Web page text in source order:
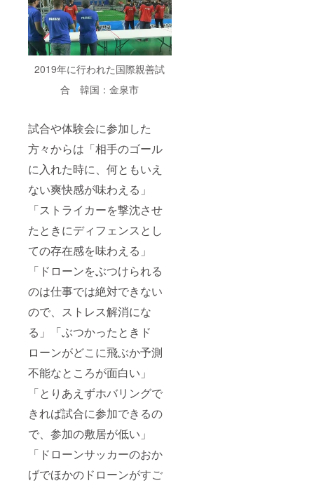
2019年に行われた国際親善試
合 韓国：金泉市
試合や体験会に参加した
方々からは「相手のゴール
に入れた時に、何ともいえ
ない爽快感が味わえる」
「ストライカーを撃沈させ
たときにディフェンスとし
ての存在感を味わえる」
「ドローンをぶつけられる
のは仕事では絶対できない
ので、ストレス解消にな
る」「ぶつかったときド
ローンがどこに飛ぶか予測
不能なところが面白い」
「とりあえずホバリングで
きれば試合に参加できるの
で、参加の敷居が低い」
「ドローンサッカーのおか
げでほかのドローンがすご